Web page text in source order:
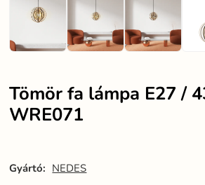
Tömör fa lámpa E27 /
WRE071
Gyártó: NEDES